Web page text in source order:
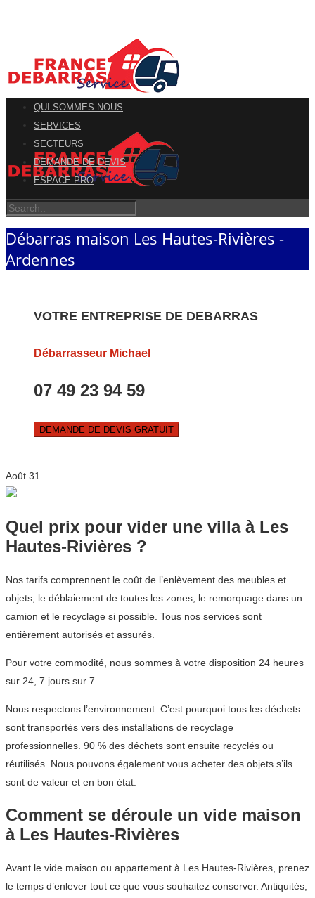
QUI SOMMES-NOUS
SERVICES
SECTEURS
DEMANDE DE DEVIS
ESPACE PRO
Débarras maison Les Hautes-Rivières -
Ardennes
VOTRE ENTREPRISE DE DEBARRAS
Débarrasseur Michael
07 49 23 94 59
DEMANDE DE DEVIS GRATUIT
Août 31
Quel prix pour vider une villa à Les
Hautes-Rivières ?
Nos tarifs comprennent le coût de l’enlèvement des meubles et
objets, le déblaiement de toutes les zones, le remorquage dans un
camion et le recyclage si possible. Tous nos services sont
entièrement autorisés et assurés.
Pour votre commodité, nous sommes à votre disposition 24 heures
sur 24, 7 jours sur 7.
Nous respectons l’environnement. C’est pourquoi tous les déchets
sont transportés vers des installations de recyclage
professionnelles. 90 % des déchets sont ensuite recyclés ou
réutilisés. Nous pouvons également vous acheter des objets s’ils
sont de valeur et en bon état.
Comment se déroule un vide maison
à Les Hautes-Rivières
Avant le vide maison ou appartement à Les Hautes-Rivières, prenez
le temps d’enlever tout ce que vous souhaitez conserver. Antiquités,